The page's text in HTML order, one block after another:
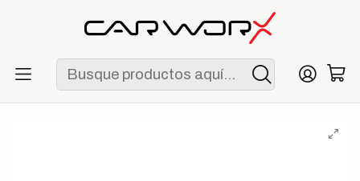
ENVÍO GRATIS POR COMPRAS MAYORES A S/ 250
Wera Belt A 2 Juego de Dados Punta Allen con Retención 1/4"
8 Piezas